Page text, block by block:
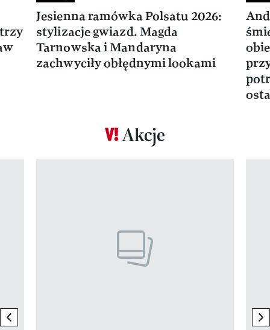
Jesienna ramówka Polsatu 2026:
stylizacje gwiazd. Magda
Tarnowska i Mandaryna
zachwyciły obłędnymi lookami
Akcje
previous element